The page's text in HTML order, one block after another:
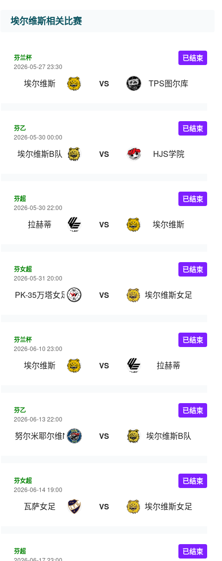
埃尔维斯相关比赛
芬兰杯
2026-05-27 23:30
埃尔维斯 VS TPS图尔库
已结束
芬乙
2026-05-30 00:00
埃尔维斯B队 VS HJS学院
已结束
芬超
2026-05-30 22:00
拉赫蒂 VS 埃尔维斯
已结束
芬女超
2026-05-31 20:00
PK-35万塔女足 VS 埃尔维斯女足
已结束
芬兰杯
2026-06-10 23:00
埃尔维斯 VS 拉赫蒂
已结束
芬乙
2026-06-13 22:00
努尔米耶尔维NJS VS 埃尔维斯B队
已结束
芬女超
2026-06-14 19:00
瓦萨女足 VS 埃尔维斯女足
已结束
芬超 已结束